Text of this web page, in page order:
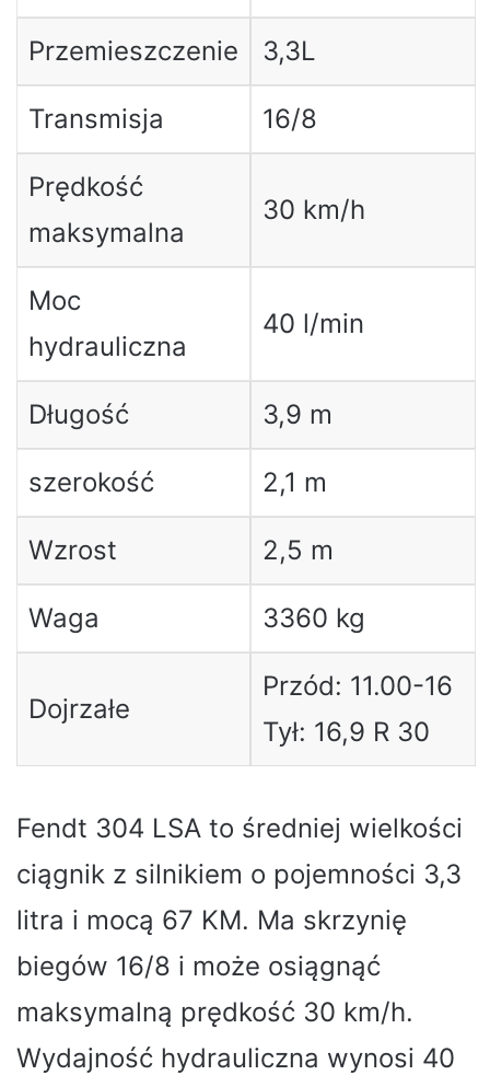
Przemieszczenie 3,3L
Transmisja 16/8
Prędkość
maksymalna
30 km/h
Moc
hydrauliczna
40 l/min
Długość 3,9 m
szerokość 2,1 m
Wzrost 2,5 m
Waga 3360 kg
Dojrzałe
Przód: 11.00-16
Tył: 16,9 R 30
Fendt 304 LSA to średniej wielkości
ciągnik z silnikiem o pojemności 3,3
litra i mocą 67 KM. Ma skrzynię
biegów 16/8 i może osiągnąć
maksymalną prędkość 30 km/h.
Wydajność hydrauliczna wynosi 40